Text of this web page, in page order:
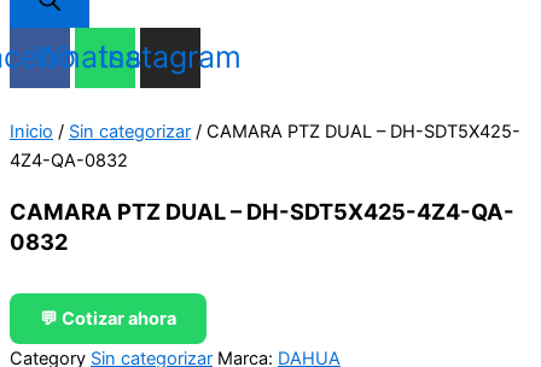
Whatsapp
Instagram
Inicio / Sin categorizar / CAMARA PTZ DUAL – DH-SDT5X425-
4Z4-QA-0832
CAMARA PTZ DUAL – DH-SDT5X425-4Z4-QA-
0832
💬 Cotizar ahora
Category Sin categorizar Marca: DAHUA